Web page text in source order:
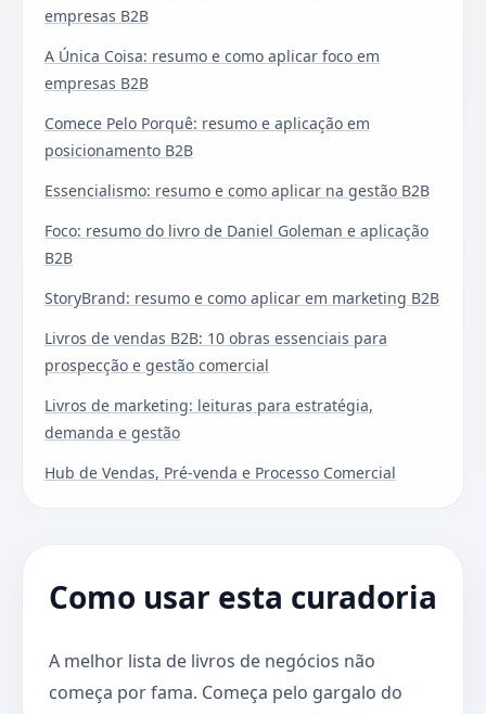
empresas B2B
A Única Coisa: resumo e como aplicar foco em
empresas B2B
Comece Pelo Porquê: resumo e aplicação em
posicionamento B2B
Essencialismo: resumo e como aplicar na gestão B2B
Foco: resumo do livro de Daniel Goleman e aplicação
B2B
StoryBrand: resumo e como aplicar em marketing B2B
Livros de vendas B2B: 10 obras essenciais para
prospecção e gestão comercial
Livros de marketing: leituras para estratégia,
demanda e gestão
Hub de Vendas, Pré-venda e Processo Comercial
Como usar esta curadoria
A melhor lista de livros de negócios não
começa por fama. Começa pelo gargalo do